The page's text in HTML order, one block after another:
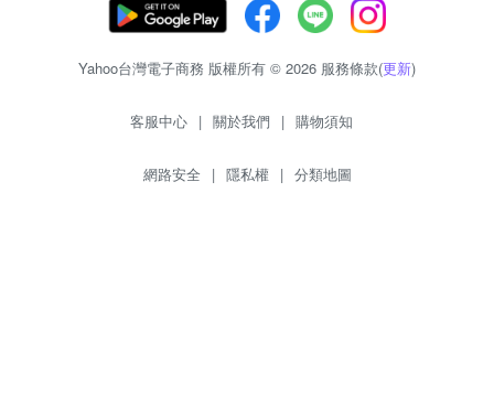
Yahoo台灣電子商務 版權所有 © 2026 服務條款(更新)
客服中心 | 關於我們 | 購物須知
網路安全 | 隱私權 | 分類地圖